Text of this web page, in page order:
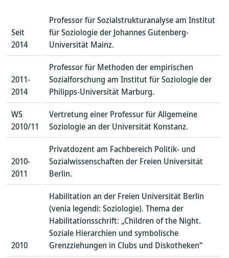
Seit
2014
Professor für Sozialstrukturanalyse am Institut
für Soziologie der Johannes Gutenberg-
Universität Mainz.
2011-
2014
Professor für Methoden der empirischen
Sozialforschung am Institut für Soziologie der
Philipps-Universität Marburg.
WS
2010/11
Vertretung einer Professur für Allgemeine
Soziologie an der Universität Konstanz.
2010-
2011
Privatdozent am Fachbereich Politik- und
Sozialwissenschaften der Freien Universität
Berlin.
2010
Habilitation an der Freien Universität Berlin
(venia legendi: Soziologie). Thema der
Habilitationsschrift: „Children of the Night.
Soziale Hierarchien und symbolische
Grenzziehungen in Clubs und Diskotheken“